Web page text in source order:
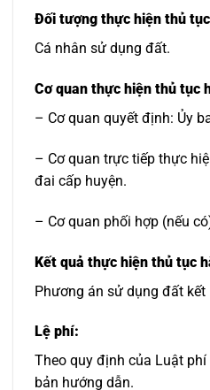
Đối tượng thực hiện thủ
Cá nhân sử dụng đất.
Cơ quan thực hiện thủ tục
– Cơ quan quyết định: Ủy
– Cơ quan trực tiếp thực
đai cấp huyện.
– Cơ quan phối hợp (nếu
Kết quả thực hiện thủ tục
Phương án sử dụng đất
Lệ phí:
Theo quy định của Luật
bản hướng dẫn.